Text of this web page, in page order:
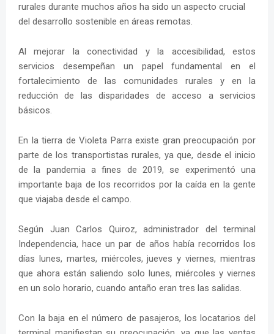
rurales durante muchos años ha sido un aspecto crucial
del desarrollo sostenible en áreas remotas.
Al mejorar la conectividad y la accesibilidad, estos
servicios desempeñan un papel fundamental en el
fortalecimiento de las comunidades rurales y en la
reducción de las disparidades de acceso a servicios
básicos.
En la tierra de Violeta Parra existe gran preocupación por
parte de los transportistas rurales, ya que, desde el inicio
de la pandemia a fines de 2019, se experimentó una
importante baja de los recorridos por la caída en la gente
que viajaba desde el campo.
Según Juan Carlos Quiroz, administrador del terminal
Independencia, hace un par de años había recorridos los
días lunes, martes, miércoles, jueves y viernes, mientras
que ahora están saliendo solo lunes, miércoles y viernes
en un solo horario, cuando antaño eran tres las salidas.
Con la baja en el número de pasajeros, los locatarios del